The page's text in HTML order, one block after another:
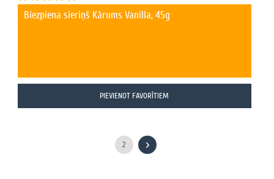
Biezpiena sieriņš Kārums Vanilla, 45g
PIEVIENOT FAVORĪTIEM
2